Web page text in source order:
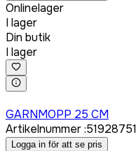
Onlinelager
I lager
Din butik
I lager
GARNMOPP 25 CM
Artikelnummer:519287
Logga in för att se pris